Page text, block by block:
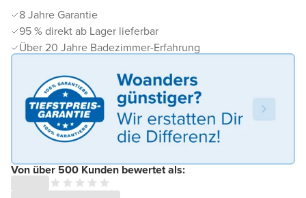
8 Jahre Garantie
95 % direkt ab Lager lieferbar
Über 20 Jahre Badezimmer-Erfahrung
Von über 500 Kunden bewertet als: